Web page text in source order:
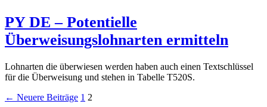
PY DE – Potentielle
Überweisungslohnarten ermitteln
Lohnarten die überwiesen werden haben auch einen Textschlüssel
für die Überweisung und stehen in Tabelle T520S.
Seitennummerierung
← Neuere Beiträge 1 2